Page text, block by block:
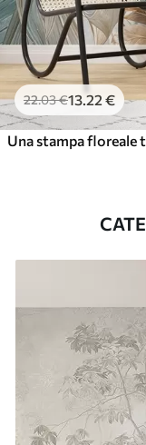
22.03€13 .22 €